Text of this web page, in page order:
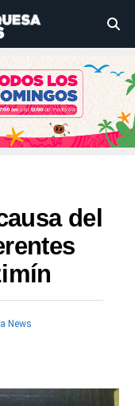
del
News